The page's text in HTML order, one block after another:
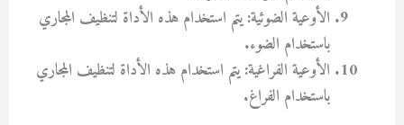
الأوعية الضوئية: يتم استخدام هذه الأداة لتنظيف المجاري
باستخدام الضوء.
الأوعية الفراغية: يتم استخدام هذه الأداة لتنظيف المجاري
باستخدام الفراغ.